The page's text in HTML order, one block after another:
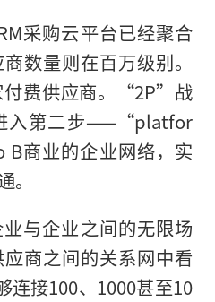
采购云平台已经聚合
数量则在百万级别。
付费供应商。“2P”战
入第二步——“platfor
商业的企业网络，实
与企业之间的无限场
商之间的关系网中看
接100、1000甚至10